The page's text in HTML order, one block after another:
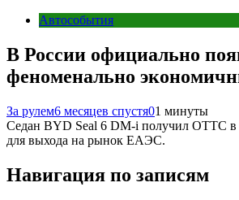
Автособытия
В России официально
феноменально
За рулем6 месяцев спустя01 минуты
Седан BYD Seal 6 DM-i получил ОТТС в
для выхода на рынок ЕАЭС.
Навигация по записям